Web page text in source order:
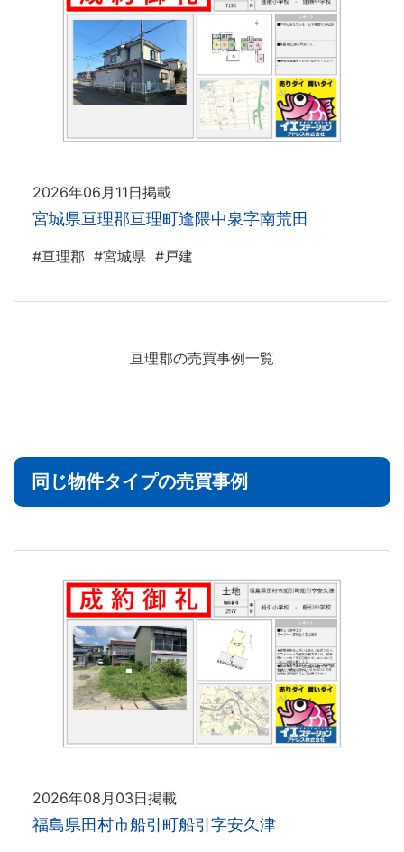
2026年06月11日掲載
宮城県亘理郡亘理町逢隈中泉字南荒田
#亘理郡 #宮城県 #戸建
亘理郡の売買事例一覧
同じ物件タイプの売買事例
2026年08月03日掲載
福島県田村市船引町船引字安久津